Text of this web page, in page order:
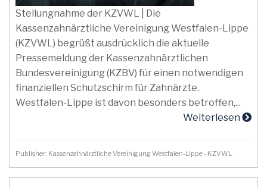
Stellungnahme der KZVWL | Die
Kassenzahnärztliche Vereinigung Westfalen-Lippe
(KZVWL) begrüßt ausdrücklich die aktuelle
Pressemeldung der Kassenzahnärztlichen
Bundesvereinigung (KZBV) für einen notwendigen
finanziellen Schutzschirm für Zahnärzte.
Westfalen-Lippe ist davon besonders betroffen,...
Weiterlesen
Publisher: Kassenzahnärztliche Vereinigung Westfalen-Lippe - KZVWL